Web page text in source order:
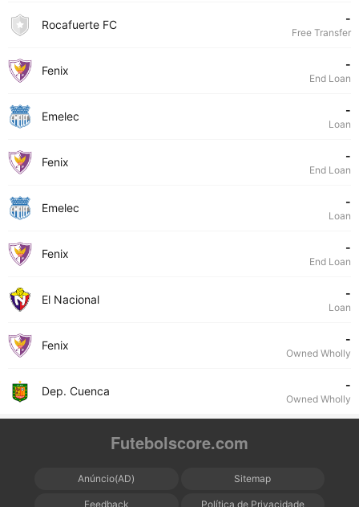
Rocafuerte FC -
Free Transfer
Fenix -
End Loan
Emelec -
Loan
Fenix -
End Loan
Emelec -
Loan
Fenix -
End Loan
El Nacional -
Loan
Fenix -
Owned Wholly
Dep. Cuenca -
Owned Wholly
Futebolscore.com
Anúncio(AD) Sitemap
Feedback Política de Privacidade